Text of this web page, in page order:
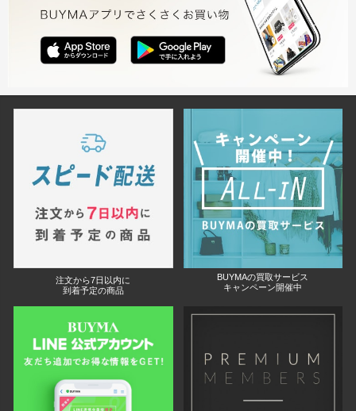
注文から7日以内に
到着予定の商品
BUYMAの買取サービス
キャンペーン開催中